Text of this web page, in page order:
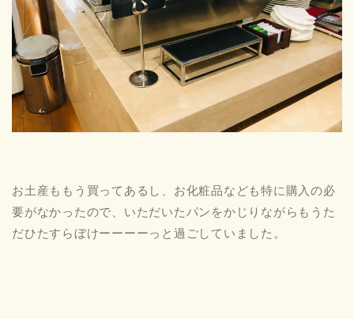
お土産ももう買ってあるし、お化粧品なども特に購入の必
要がなかったので、いただいたパンをかじりながらもうた
だひたすらぼけーーーーっと過ごしていました。